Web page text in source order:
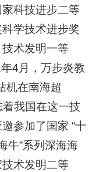
科技进步二等
学技术进步奖
术发明一等
4月，万步炎教
机在南海超
我国在这一技
参加了国家 “十
牛”系列深海海
术发明二等